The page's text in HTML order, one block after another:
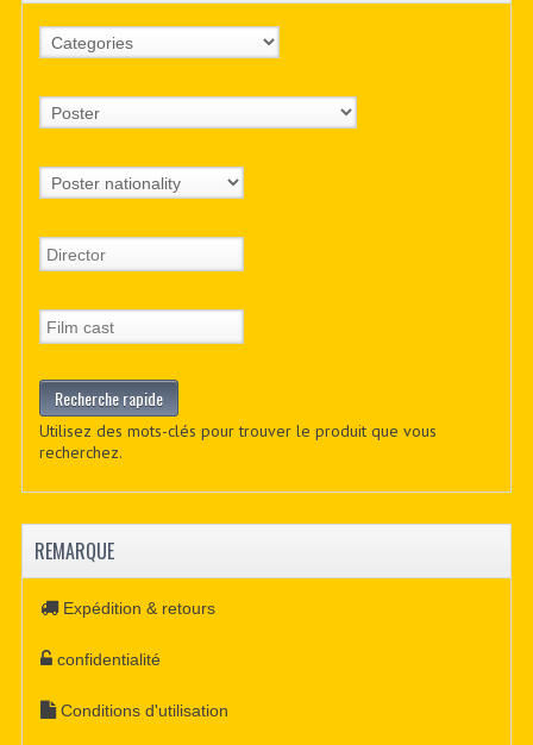
Utilisez des mots-clés pour trouver le produit que vous
recherchez.
REMARQUE
Expédition & retours
confidentialité
Conditions d'utilisation